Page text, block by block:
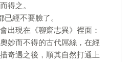
得之。
經不要臉了。
出現在《聊齋志異》裡面：
妙而不得的古代屌絲，在經
奇遇之後，順其自然打通上